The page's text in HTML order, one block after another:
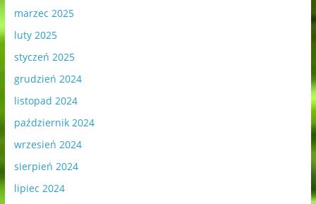
marzec 2025
luty 2025
styczeń 2025
grudzień 2024
listopad 2024
październik 2024
wrzesień 2024
sierpień 2024
lipiec 2024